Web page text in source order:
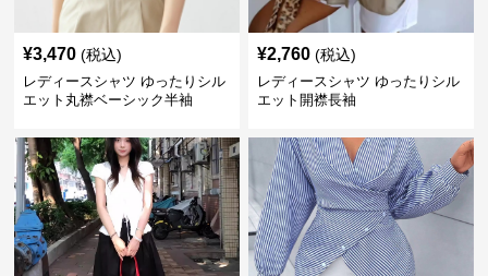
¥3,470 (税込)
レディースシャツ ゆったりシル
エット丸襟ベーシック半袖
¥2,760 (税込)
レディースシャツ ゆったりシル
エット開襟長袖